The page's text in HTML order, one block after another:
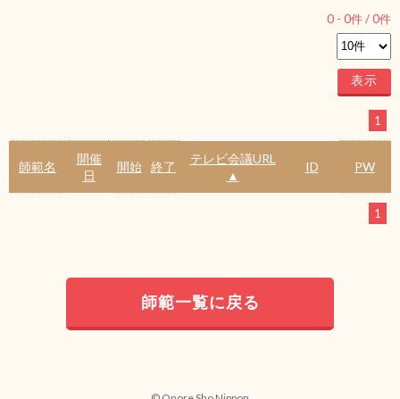
0 - 0件 /0件
1
師範名
開催
日
開始 終了
テレビ会議URL
▲
ID PW
1
師範一覧に戻る